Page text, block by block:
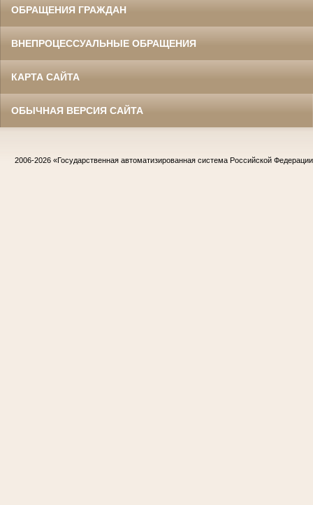
ОБРАЩЕНИЯ ГРАЖДАН
ВНЕПРОЦЕССУАЛЬНЫЕ ОБРАЩЕНИЯ
КАРТА САЙТА
ОБЫЧНАЯ ВЕРСИЯ САЙТА
2006-2026 «Государственная автоматизированная система Российской